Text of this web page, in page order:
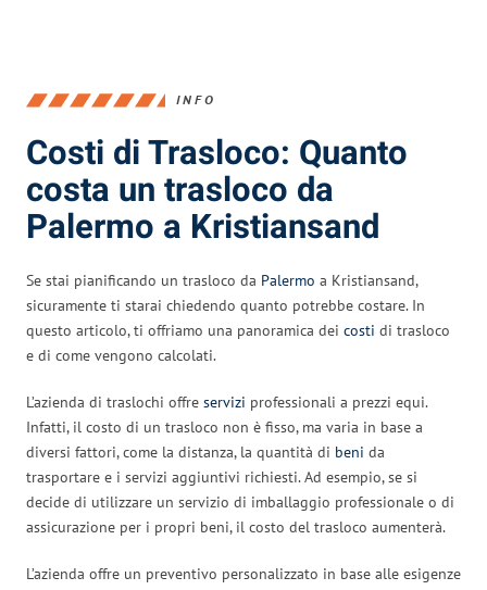
INFO
Costi di Trasloco: Quanto
costa un trasloco da
Palermo a Kristiansand
Se stai pianificando un trasloco da Palermo a Kristiansand,
sicuramente ti starai chiedendo quanto potrebbe costare. In
questo articolo, ti offriamo una panoramica dei costi di trasloco
e di come vengono calcolati.
L’azienda di traslochi offre servizi professionali a prezzi equi.
Infatti, il costo di un trasloco non è fisso, ma varia in base a
diversi fattori, come la distanza, la quantità di beni da
trasportare e i servizi aggiuntivi richiesti. Ad esempio, se si
decide di utilizzare un servizio di imballaggio professionale o di
assicurazione per i propri beni, il costo del trasloco aumenterà.
L’azienda offre un preventivo personalizzato in base alle esigenze